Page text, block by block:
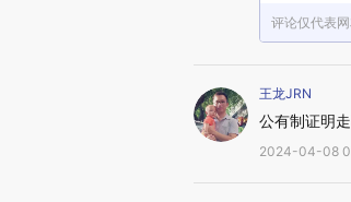
评论仅代表
王龙JRN
公有制证明
2024-04-08